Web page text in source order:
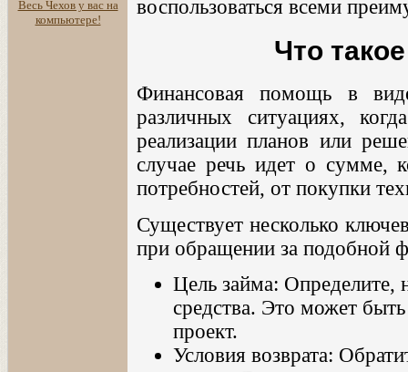
Весь Чехов у вас на
компьютере!
воспользоваться всеми
Что
Финансовая помощь в
различных ситуациях,
реализации планов или
случае речь идет о сумме,
потребностей, от покупки
Существует несколько
при обращении за подобной
Цель займа: Определите,
средства. Это может
проект.
Условия возврата: